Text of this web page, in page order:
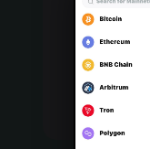
Português (Portugal)
Bahasa Indonesia